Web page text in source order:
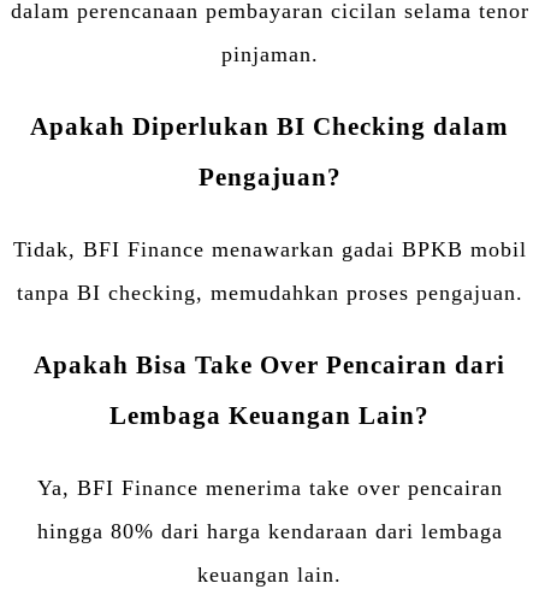
dalam perencanaan pembayaran cicilan selama tenor
pinjaman.
Apakah Diperlukan BI Checking dalam
Pengajuan?
Tidak, BFI Finance menawarkan gadai BPKB mobil
tanpa BI checking, memudahkan proses pengajuan.
Apakah Bisa Take Over Pencairan dari
Lembaga Keuangan Lain?
Ya, BFI Finance menerima take over pencairan
hingga 80% dari harga kendaraan dari lembaga
keuangan lain.